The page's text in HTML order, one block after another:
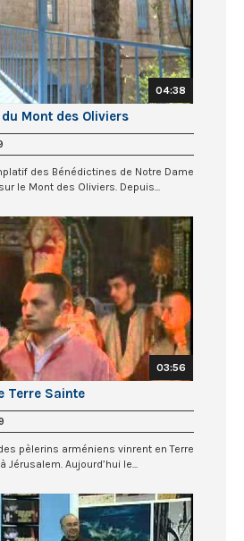
04:38
Mont des Oliviers
Dame
le Mont des Oliviers. Depuis...
03:56
Terre Sainte
arméniens vinrent en Terre
Jérusalem. Aujourd’hui le...